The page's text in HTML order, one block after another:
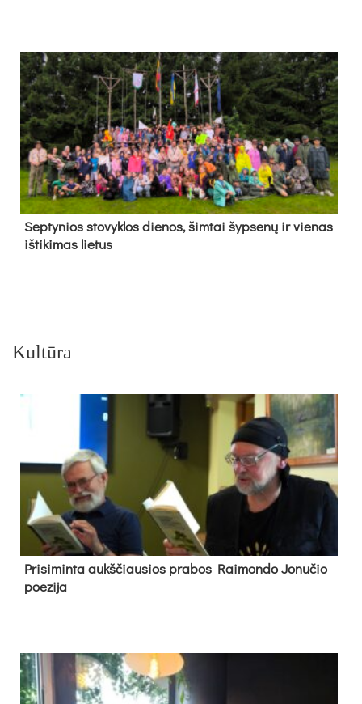
Sep­ty­nios sto­vyk­los die­nos, šim­tai šyp­se­nų ir vie­nas
iš­ti­ki­mas lie­tus
Kultūra
Pri­si­min­ta aukš­čiau­sios pra­bos Rai­mon­do Jo­nu­čio
poe­zi­ja